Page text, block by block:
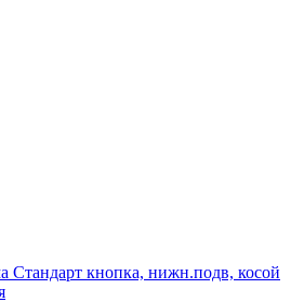
Стандарт кнопка, нижн.подв, косой